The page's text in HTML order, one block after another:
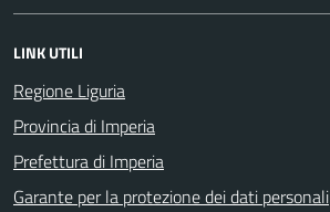
LINK UTILI
Regione Liguria
Provincia di Imperia
Prefettura di Imperia
Garante per la protezione dei dati personali